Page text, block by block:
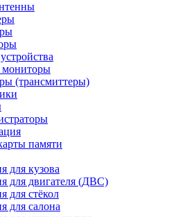
(трансмиттеры)
памяти
для кузова
для двигателя (ДВС)
для стёкол
для салона